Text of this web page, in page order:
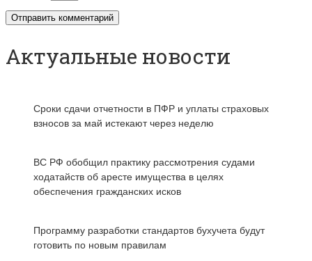
Актуальные новости
Сроки сдачи отчетности в ПФР и уплаты страховых
взносов за май истекают через неделю
ВС РФ обобщил практику рассмотрения судами
ходатайств об аресте имущества в целях
обеспечения гражданских исков
Программу разработки стандартов бухучета будут
готовить по новым правилам